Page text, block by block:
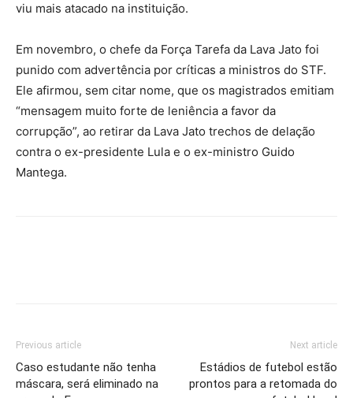
viu mais atacado na instituição.
Em novembro, o chefe da Força Tarefa da Lava Jato foi
punido com advertência por críticas a ministros do STF.
Ele afirmou, sem citar nome, que os magistrados emitiam
“mensagem muito forte de leniência a favor da
corrupção”, ao retirar da Lava Jato trechos de delação
contra o ex-presidente Lula e o ex-ministro Guido
Mantega.
Previous article
Caso estudante não tenha
máscara, será eliminado na
Next article
Estádios de futebol estão
prontos para a retomada do